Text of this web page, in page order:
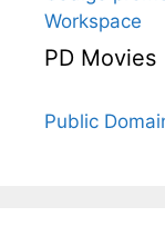
Workspace
PD Movies
Public